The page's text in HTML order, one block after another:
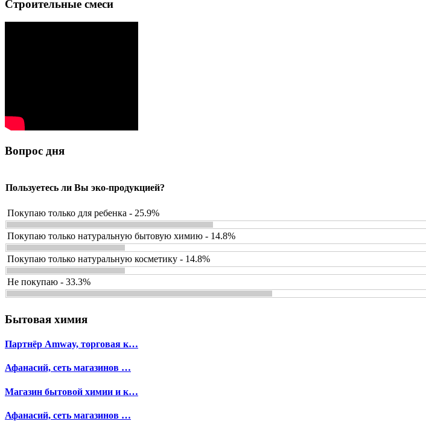
Строительные смеси
Вопрос дня
Пользуетесь ли Вы эко-продукцией?
Покупаю только для ребенка - 25.9%
Покупаю только натуральную бытовую химию - 14.8%
Покупаю только натуральную косметику - 14.8%
Не покупаю - 33.3%
Бытовая химия
Партнёр Amway, торговая к…
Афанасий, сеть магазинов …
Магазин бытовой химии и к…
Афанасий, сеть магазинов …